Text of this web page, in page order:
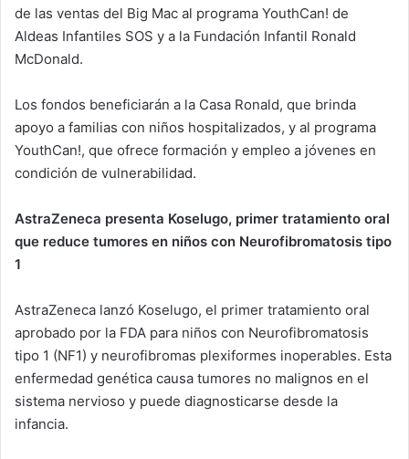
de las ventas del Big Mac al programa YouthCan! de
Aldeas Infantiles SOS y a la Fundación Infantil Ronald
McDonald.
Los fondos beneficiarán a la Casa Ronald, que brinda
apoyo a familias con niños hospitalizados, y al programa
YouthCan!, que ofrece formación y empleo a jóvenes en
condición de vulnerabilidad.
AstraZeneca presenta Koselugo, primer tratamiento oral
que reduce tumores en niños con Neurofibromatosis tipo
1
AstraZeneca lanzó Koselugo, el primer tratamiento oral
aprobado por la FDA para niños con Neurofibromatosis
tipo 1 (NF1) y neurofibromas plexiformes inoperables. Esta
enfermedad genética causa tumores no malignos en el
sistema nervioso y puede diagnosticarse desde la
infancia.